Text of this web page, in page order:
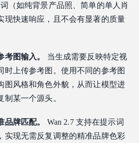
（如纯背景产品照、简单的单人肖
现快速响应，且不会有显著的质量
图输入。
当生成需要反映特定视
时上传参考图。使用不同的参考图
图风格和角色外貌，从而让模型进
某一个源头。
牌匹配。
Wan 2.7 支持在提示词
实现无需反复调整的精准品牌色彩